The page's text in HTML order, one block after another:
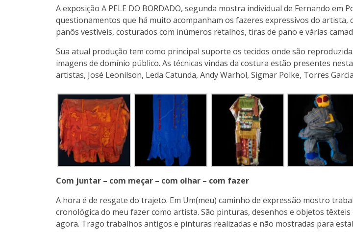
A exposição A PELE DO BORDADO, segunda mostra individual de Fernando
questionamentos que há muito acompanham os fazeres expressivos do
panôs vestíveis, costurados com inúmeros retalhos, tiras de pano e várias
Sua atual produção tem como principal suporte os tecidos onde são
imagens de domínio público. As técnicas vindas da costura estão presentes
artistas, José Leonilson, Leda Catunda, Andy Warhol, Sigmar Polke, Torres
Com juntar – com meçar – com olhar – com fazer
A hora é de resgate do trajeto. Em Um(meu) caminho de expressão mostro
cronológica do meu fazer como artista. São pinturas, desenhos e objetos
agora. Trago trabalhos antigos e pinturas realizadas e não mostradas para